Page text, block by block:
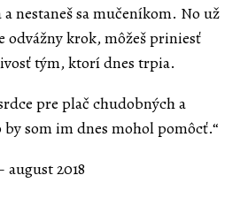
nestaneš sa mučeníkom. No už
odvážny krok, môžeš priniesť
tým, ktorí dnes trpia.
pre plač chudobných a
som im dnes mohol pomôcť.“
2018